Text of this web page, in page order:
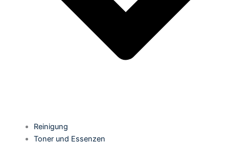
Reinigung
Toner und Essenzen